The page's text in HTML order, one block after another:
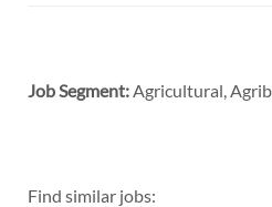
Job Segment:Agricultural,
Find similar jobs: